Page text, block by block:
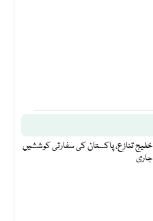
خلیج تنازع، پاکستان کی سفارتی کوششیں
جاری